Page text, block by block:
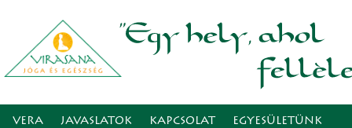
VERA JAVASLATOK KAPCSOLAT EGYESÜLETÜNK